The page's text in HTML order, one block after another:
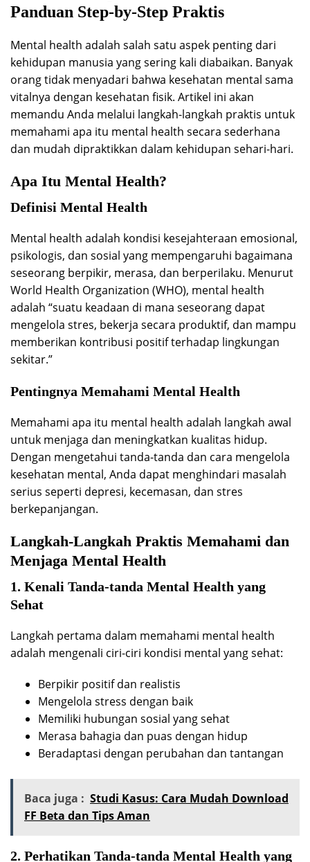
Panduan Step-by-Step Praktis
Mental health adalah salah satu aspek penting dari
kehidupan manusia yang sering kali diabaikan. Banyak
orang tidak menyadari bahwa kesehatan mental sama
vitalnya dengan kesehatan fisik. Artikel ini akan
memandu Anda melalui langkah-langkah praktis untuk
memahami apa itu mental health secara sederhana
dan mudah dipraktikkan dalam kehidupan sehari-hari.
Apa Itu Mental Health?
Definisi Mental Health
Mental health adalah kondisi kesejahteraan emosional,
psikologis, dan sosial yang mempengaruhi bagaimana
seseorang berpikir, merasa, dan berperilaku. Menurut
World Health Organization (WHO), mental health
adalah “suatu keadaan di mana seseorang dapat
mengelola stres, bekerja secara produktif, dan mampu
memberikan kontribusi positif terhadap lingkungan
sekitar.”
Pentingnya Memahami Mental Health
Memahami apa itu mental health adalah langkah awal
untuk menjaga dan meningkatkan kualitas hidup.
Dengan mengetahui tanda-tanda dan cara mengelola
kesehatan mental, Anda dapat menghindari masalah
serius seperti depresi, kecemasan, dan stres
berkepanjangan.
Langkah-Langkah Praktis Memahami dan
Menjaga Mental Health
1. Kenali Tanda-tanda Mental Health yang
Sehat
Langkah pertama dalam memahami mental health
adalah mengenali ciri-ciri kondisi mental yang sehat:
Berpikir positif dan realistis
Mengelola stress dengan baik
Memiliki hubungan sosial yang sehat
Merasa bahagia dan puas dengan hidup
Beradaptasi dengan perubahan dan tantangan
Baca juga : Studi Kasus: Cara Mudah Download
FF Beta dan Tips Aman
2. Perhatikan Tanda-tanda Mental Health yang